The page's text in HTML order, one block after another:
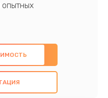
опытных
знаниями и
ремонт с
компонентов, а
всех
- предоставить